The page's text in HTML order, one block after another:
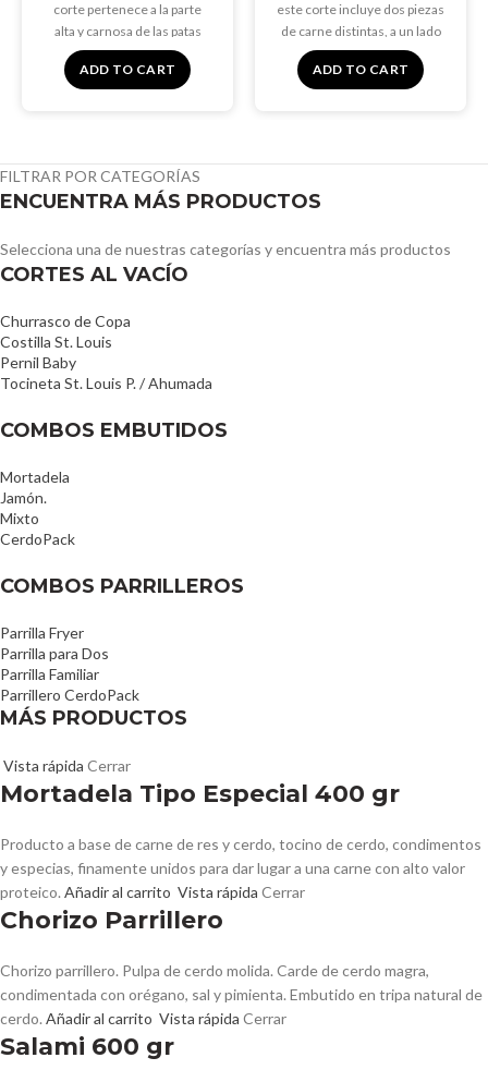
corte pertenece a la parte
alta y carnosa de las patas
traseras y delanteras de la
res. Se conoce como
grosor.
ADD TO CART
este corte incluye dos piezas
de carne distintas, a un lado
queda una porción de
solomillo y al otro lado un
ADD TO CART
FILTRAR POR CATEGORÍAS
ENCUENTRA MÁS PRODUCTOS
Selecciona una de nuestras categorías y encuentra más productos
CORTES AL VACÍO
Churrasco de Copa
Costilla St. Louis
Pernil Baby
Tocineta St. Louis P. / Ahumada
COMBOS EMBUTIDOS
Mortadela
Jamón.
Mixto
CerdoPack
COMBOS PARRILLEROS
Parrilla Fryer
Parrilla para Dos
Parrilla Familiar
Parrillero CerdoPack
MÁS PRODUCTOS
Vista rápida Cerrar
Mortadela Tipo Especial 400 gr
Producto a base de carne de res y cerdo, tocino de cerdo, condimentos
y especias, finamente unidos para dar lugar a una carne con alto valor
proteico. Añadir al carrito Vista rápida Cerrar
Chorizo Parrillero
Chorizo parrillero. Pulpa de cerdo molida. Carde de cerdo magra,
condimentada con orégano, sal y pimienta. Embutido en tripa natural de
cerdo. Añadir al carrito Vista rápida Cerrar
Salami 600 gr